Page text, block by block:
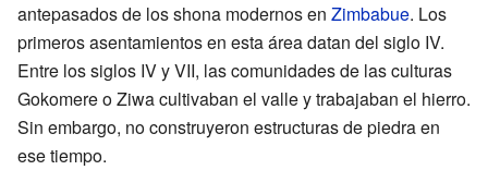
antepasados de los shona modernos en Zimbabue. Los
primeros asentamientos en esta área datan del siglo IV.
Entre los siglos IV y VII, las comunidades de las culturas
Gokomere o Ziwa cultivaban el valle y trabajaban el hierro.
Sin embargo, no construyeron estructuras de piedra en
ese tiempo.